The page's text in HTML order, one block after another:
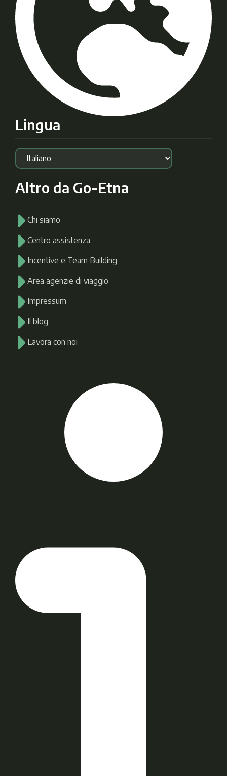
Lingua
Altro da Go-Etna
Chi siamo
Centro assistenza
Incentive e Team Building
Area agenzie di viaggio
Impressum
Il blog
Lavora con noi